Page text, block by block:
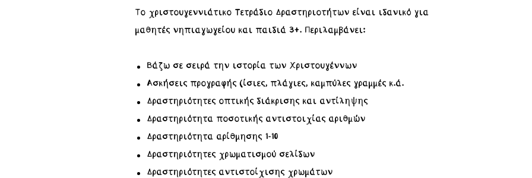
Tο χριστουγεννιάτικο Τετράδιο Δραστηριοτήτων είναι ιδανικό για
μαθητές νηπιαγωγείου και παιδιά 3+. Περιλαμβάνει:
Βάζω σε σειρά την ιστορία των Χριστουγέννων
Ασκήσεις προγραφής (ίσιες, πλάγιες, καμπύλες γραμμές κ.ά.
Δραστηριότητες οπτικής διάκρισης και αντίληψης
Δραστηριότητα ποσοτικής αντιστοιχίας αριθμών
Δραστηριότητα αρίθμησης 1-10
Δραστηριότητες χρωματισμού σελίδων
Δραστηριότητες αντιστοίχισης χρωμάτων